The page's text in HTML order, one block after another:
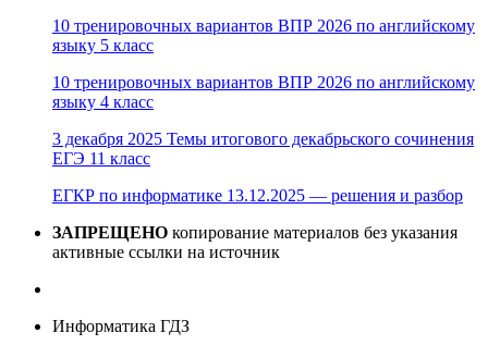
10 тренировочных вариантов ВПР 2026 по английскому
языку 5 класс
10 тренировочных вариантов ВПР 2026 по английскому
языку 4 класс
3 декабря 2025 Темы итогового декабрьского сочинения
ЕГЭ 11 класс
ЕГКР по информатике 13.12.2025 — решения и разбор
ЗАПРЕЩЕНО копирование материалов без указания
активные ссылки на источник
Информатика ГДЗ